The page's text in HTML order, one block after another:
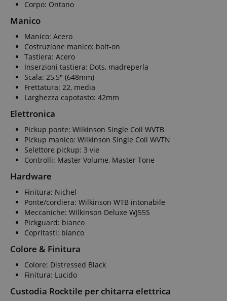
Corpo: Ontano
Manico
Manico: Acero
Costruzione manico: bolt-on
Tastiera: Acero
Inserzioni tastiera: Dots, madreperla
Scala: 25,5" (648mm)
Frettatura: 22, media
Larghezza capotasto: 42mm
Elettronica
Pickup ponte: Wilkinson Single Coil WVTB
Pickup manico: Wilkinson Single Coil WVTN
Selettore pickup: 3 vie
Controlli: Master Volume, Master Tone
Hardware
Finitura: Nichel
Ponte/cordiera: Wilkinson WTB intonabile
Meccaniche: Wilkinson Deluxe WJ55S
Pickguard: bianco
Copritasti: bianco
Colore & Finitura
Colore: Distressed Black
Finitura: Lucido
Custodia Rocktile per chitarra elettrica